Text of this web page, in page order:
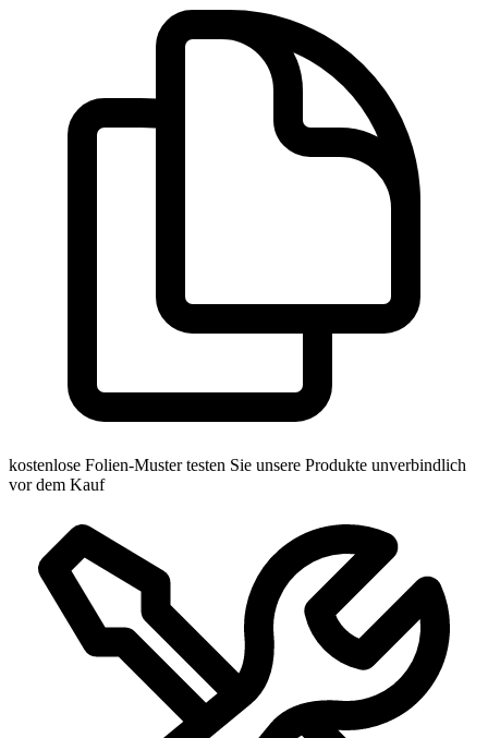
kostenlose Folien-Muster testen Sie unsere Produkte unverbindlich
vor dem Kauf